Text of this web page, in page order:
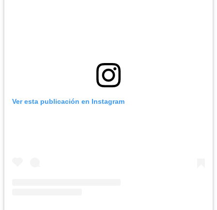
Ver esta publicación en Instagram